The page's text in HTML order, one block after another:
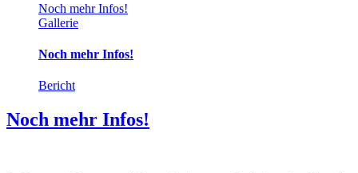
Noch mehr Infos!
Gallerie
Noch mehr Infos!
Bericht
Noch mehr Infos!